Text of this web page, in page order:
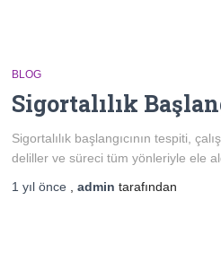
BLOG
Sigortalılık
Sigortalılık başlangıcının tespiti,
deliller ve süreci tüm yönleriyle ele
1 yılönce admin tarafından